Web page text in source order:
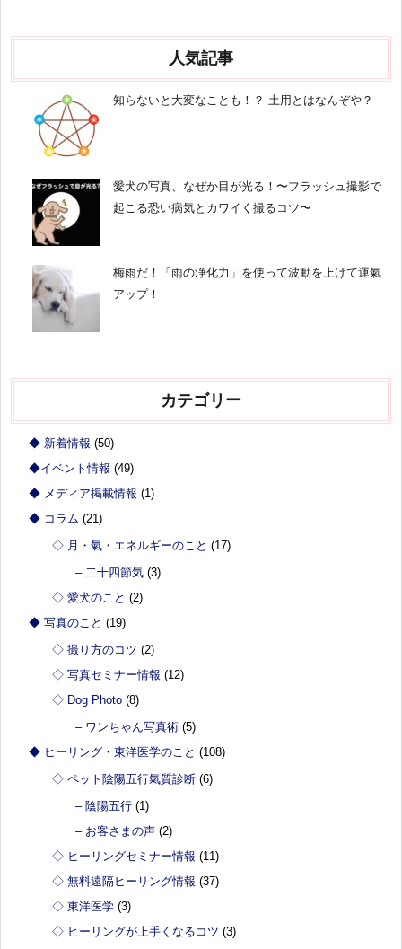
人気記事
知らないと大変なことも！？ 土用とはなんぞや？
愛犬の写真、なぜか目が光る！〜フラッシュ撮影で
起こる恐い病気とカワイく撮るコツ〜
梅雨だ！「雨の浄化力」を使って波動を上げて運氣
アップ！
カテゴリー
◆ 新着情報 (50)
◆イベント情報 (49)
◆ メディア掲載情報 (1)
◆ コラム (21)
◇ 月・氣・エネルギーのこと (17)
– 二十四節気 (3)
◇ 愛犬のこと (2)
◆ 写真のこと (19)
◇ 撮り方のコツ (2)
◇ 写真セミナー情報 (12)
◇ Dog Photo (8)
– ワンちゃん写真術 (5)
◆ ヒーリング・東洋医学のこと (108)
◇ ペット陰陽五行氣質診断 (6)
– 陰陽五行 (1)
– お客さまの声 (2)
◇ ヒーリングセミナー情報 (11)
◇ 無料遠隔ヒーリング情報 (37)
◇ 東洋医学 (3)
◇ ヒーリングが上手くなるコツ (3)